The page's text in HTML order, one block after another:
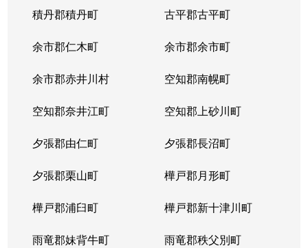
積丹郡積丹町 古平郡古平町
余市郡仁木町 余市郡余市町
余市郡赤井川村 空知郡南幌町
空知郡奈井江町 空知郡上砂川町
夕張郡由仁町 夕張郡長沼町
夕張郡栗山町 樺戸郡月形町
樺戸郡浦臼町 樺戸郡新十津川町
雨竜郡妹背牛町 雨竜郡秩父別町